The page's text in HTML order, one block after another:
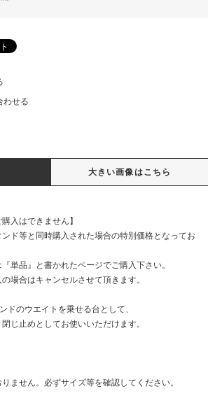
わせる
大きい画像はこちら
入はできません】
ド等と同時購入された場合の特別価格となってお
単品』と書かれたページでご購入下さい。
場合はキャンセルさせて頂きます。
ドのウエイトを乗せる台として、
じ止めとしてお使いいただけます。
ません。必ずサイズ等を確認してください。